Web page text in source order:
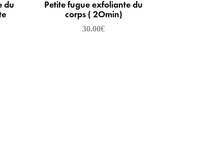
du
Petite fugue exfoliante du
corps ( 2Omin)
30.00€